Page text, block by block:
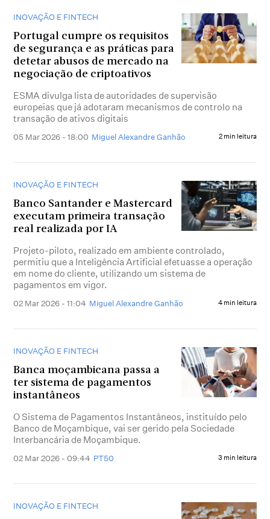
INOVAÇÃO E FINTECH
Portugal cumpre os requisitos
de segurança e as práticas para
detetar abusos de mercado na
negociação de criptoativos
ESMA divulga lista de autoridades de supervisão
europeias que já adotaram mecanismos de controlo na
transação de ativos digitais
05 Mar 2026 - 18:00 Miguel Alexandre Ganhão 2 min leitura
INOVAÇÃO E FINTECH
Banco Santander e Mastercard
executam primeira transação
real realizada por IA
Projeto-piloto, realizado em ambiente controlado,
permitiu que a Inteligência Artificial efetuasse a operação
em nome do cliente, utilizando um sistema de
pagamentos em vigor.
02 Mar 2026 - 11:04 Miguel Alexandre Ganhão 4 min leitura
INOVAÇÃO E FINTECH
Banca moçambicana passa a
ter sistema de pagamentos
instantâneos
O Sistema de Pagamentos Instantâneos, instituído pelo
Banco de Moçambique, vai ser gerido pela Sociedade
Interbancária de Moçambique.
02 Mar 2026 - 09:44 PT50 3 min leitura
INOVAÇÃO E FINTECH